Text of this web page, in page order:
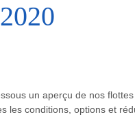
un aperçu de nos
les conditions, options et